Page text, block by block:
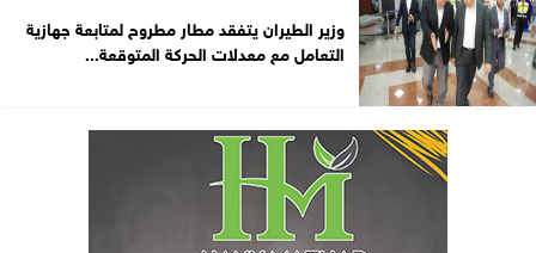
وزير الطيران يتفقد مطار مطروح لمتابعة جهازية
التعامل مع معدلات الحركة المتوقعة...